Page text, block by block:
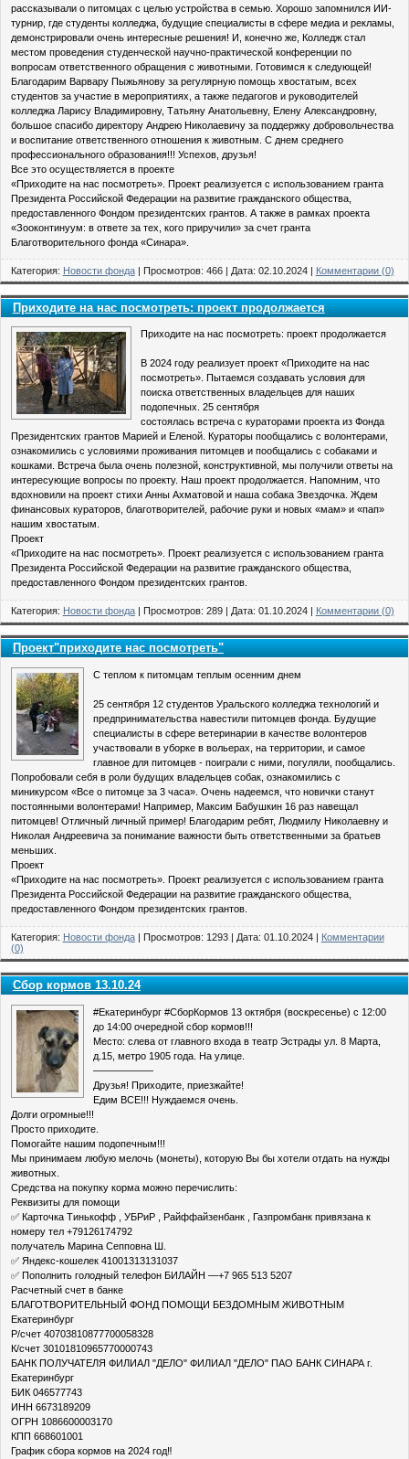
рассказывали о питомцах с целью устройства в семью. Хорошо запомнился ИИ-
турнир, где студенты колледжа, будущие специалисты в сфере медиа и рекламы,
демонстрировали очень интересные решения! И, конечно же, Колледж стал
местом проведения студенческой научно-практической конференции по
вопросам ответственного обращения с животными. Готовимся к следующей!
Благодарим Варвару Пыжьянову за регулярную помощь хвостатым, всех
студентов за участие в мероприятиях, а также педагогов и руководителей
колледжа Ларису Владимировну, Татьяну Анатольевну, Елену Александровну,
большое спасибо директору Андрею Николаевичу за поддержку добровольчества
и воспитание ответственного отношения к животным. С днем среднего
профессионального образования!!! Успехов, друзья!
Все это осуществляется в проекте
«Приходите на нас посмотреть». Проект реализуется с использованием гранта
Президента Российской Федерации на развитие гражданского общества,
предоставленного Фондом президентских грантов. А также в рамках проекта
«Зооконтинуум: в ответе за тех, кого приручили» за счет гранта
Благотворительного фонда «Синара».
Категория: Новости фонда| Просмотров: 466 | Дата: 02.10.2024| Комментарии (0)
Приходите на нас посмотреть: проект продолжается
Приходите на нас посмотреть: проект продолжается
В 2024 году реализует проект «Приходите на нас
посмотреть». Пытаемся создавать условия для
поиска ответственных владельцев для наших
подопечных. 25 сентября
состоялась встреча с кураторами проекта из Фонда
Президентских грантов Марией и Еленой. Кураторы пообщались с волонтерами,
ознакомились с условиями проживания питомцев и пообщались с собаками и
кошками. Встреча была очень полезной, конструктивной, мы получили ответы на
интересующие вопросы по проекту. Наш проект продолжается. Напомним, что
вдохновили на проект стихи Анны Ахматовой и наша собака Звездочка. Ждем
финансовых кураторов, благотворителей, рабочие руки и новых «мам» и «пап»
нашим хвостатым.
Проект
«Приходите на нас посмотреть». Проект реализуется с использованием гранта
Президента Российской Федерации на развитие гражданского общества,
предоставленного Фондом президентских грантов.
Категория: Новости фонда| Просмотров: 289 | Дата: 01.10.2024| Комментарии (0)
Проект"приходите нас посмотреть"
С теплом к питомцам теплым осенним днем
25 сентября 12 студентов Уральского колледжа технологий и
предпринимательства навестили питомцев фонда. Будущие
специалисты в сфере ветеринарии в качестве волонтеров
участвовали в уборке в вольерах, на территории, и самое
главное для питомцев - поиграли с ними, погуляли, пообщались.
Попробовали себя в роли будущих владельцев собак, ознакомились с
миникурсом «Все о питомце за 3 часа». Очень надеемся, что новички станут
постоянными волонтерами! Например, Максим Бабушкин 16 раз навещал
питомцев! Отличный личный пример! Благодарим ребят, Людмилу Николаевну и
Николая Андреевича за понимание важности быть ответственными за братьев
меньших.
Проект
«Приходите на нас посмотреть». Проект реализуется с использованием гранта
Президента Российской Федерации на развитие гражданского общества,
предоставленного Фондом президентских грантов.
Категория: Новости фонда| Просмотров: 1293 | Дата: 01.10.2024| Комментарии
(0)
Сбор кормов 13.10.24
#Екатеринбург #СборКормов 13 октября (воскресенье) с 12:00
до 14:00 очередной сбор кормов!!!
Место: слева от главного входа в театр Эстрады ул. 8 Марта,
д.15, метро 1905 года. На улице.
——————
Друзья! Приходите, приезжайте!
Едим ВСЕ!!! Нуждаемся очень.
Долги огромные!!!
Просто приходите.
Помогайте нашим подопечным!!!
Мы принимаем любую мелочь (монеты), которую Вы бы хотели отдать на нужды
животных.
Средства на покупку корма можно перечислить:
Реквизиты для помощи
✅ Карточка Тинькофф , УБРиР , Райффайзенбанк , Газпромбанк привязана к
номеру тел +79126174792
получатель Марина Сепповна Ш.
✅ Яндекс-кошелек 41001313131037
✅ Пополнить голодный телефон БИЛАЙН —+7 965 513 5207
Расчетный счет в банке
БЛАГОТВОРИТЕЛЬНЫЙ ФОНД ПОМОЩИ БЕЗДОМНЫМ ЖИВОТНЫМ
Екатеринбург
Р/счет 40703810877700058328
К/счет 30101810965770000743
БАНК ПОЛУЧАТЕЛЯ ФИЛИАЛ "ДЕЛО" ФИЛИАЛ "ДЕЛО" ПАО БАНК СИНАРА г.
Екатеринбург
БИК 046577743
ИНН 6673189209
ОГРН 1086600003170
КПП 668601001
График сбора кормов на 2024 год‼